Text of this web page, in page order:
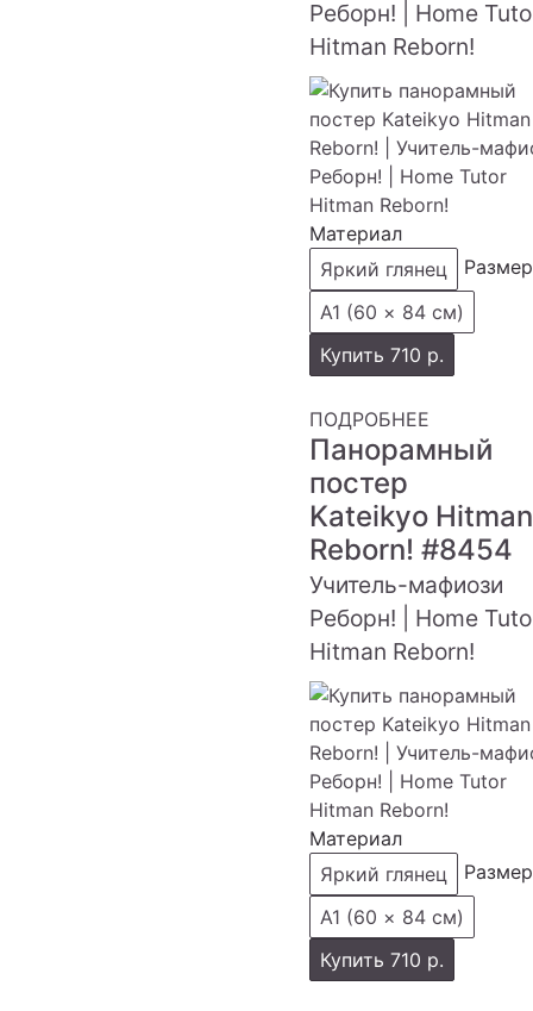
Реборн! | Home
Hitman Reborn!
Материал
Яркий глянец
Размер
А1 (60 × 84 см)
Купить 710 р.
ПОДРОБНЕЕ
Панорамный
постер
Kateikyo Hitman
Reborn! #8454
Учитель-мафиози
Реборн! | Home
Hitman Reborn!
Материал
Яркий глянец
Размер
А1 (60 × 84 см)
Купить 710 р.